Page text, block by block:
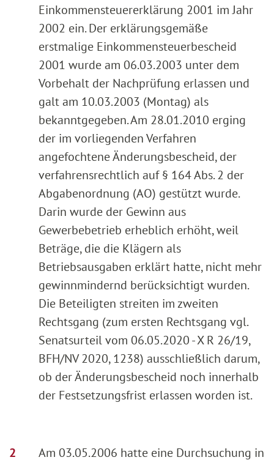
Einkommensteuererklärung 2001 im Jahr
2002 ein. Der erklärungsgemäße
erstmalige Einkommensteuerbescheid
2001 wurde am 06.03.2003 unter dem
Vorbehalt der Nachprüfung erlassen und
galt am 10.03.2003 (Montag) als
bekanntgegeben. Am 28.01.2010 erging
der im vorliegenden Verfahren
angefochtene Änderungsbescheid, der
verfahrensrechtlich auf § 164 Abs. 2 der
Abgabenordnung (AO) gestützt wurde.
Darin wurde der Gewinn aus
Gewerbebetrieb erheblich erhöht, weil
Beträge, die die Klägern als
Betriebsausgaben erklärt hatte, nicht mehr
gewinnmindernd berücksichtigt wurden.
Die Beteiligten streiten im zweiten
Rechtsgang (zum ersten Rechtsgang vgl.
Senatsurteil vom 06.05.2020 - X R 26/19,
BFH/NV 2020, 1238) ausschließlich darum,
ob der Änderungsbescheid noch innerhalb
der Festsetzungsfrist erlassen worden ist.
Am 03.05.2006 hatte eine Durchsuchung in